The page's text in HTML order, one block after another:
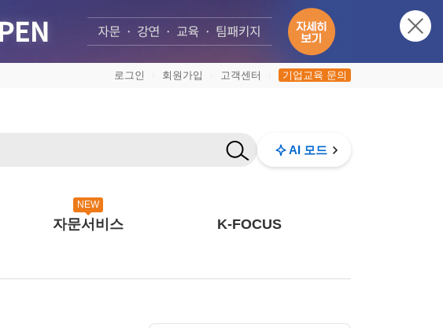
로그인 회원가입 고객센터 기업교육 문의
AI 모드
NEW
자문서비스 K-FOCUS